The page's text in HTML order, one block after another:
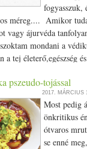
rizs - 1 konzerv
paradicsom kockázva)
- 2 marék spenót -
Elkészítése: - A rizst 2
30 perc alatt főzd
melegítsd fel a
kockára vágott
paprikát. Kb. 5 perc
sóval, borssal. -
a kukoricát, a
főtt rizst. Szórd bele a
pszeudo-tojással
2017. MÁRCIUS
Most pedig
önkritikus
ótvaros
se enné